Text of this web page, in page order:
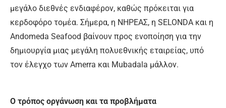
μεγάλο διεθνές ενδιαφέρον, καθώς πρόκειται για
κερδοφόρο τομέα. Σήμερα, η ΝΗΡΕΑΣ, η SELONDA και η
Andomeda Seafood βαίνουν προς ενοποίηση για την
δημιουργία μιας μεγάλη πολυεθνικής εταιρείας, υπό
τον έλεγχο των Amerra και Mubadala μάλλον.
Ο τρόπος οργάνωση και τα προβλήματα